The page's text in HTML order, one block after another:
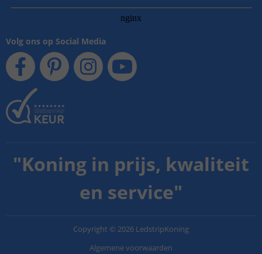
Volg ons op Social Media
"Koning in prijs, kwaliteit
en service"
Copyright © 2026 LedstripKoning
Algemene voorwaarden